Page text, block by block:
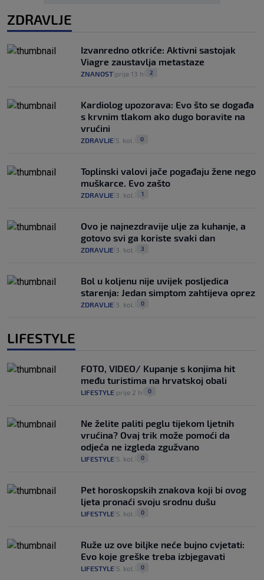
ZDRAVLJE
Izvanredno otkriće: Aktivni sastojak
Viagre zaustavlja metastaze
ZNANOST prije 13 h 2
Kardiolog upozorava: Evo što se događa
s krvnim tlakom ako dugo boravite na
vrućini
ZDRAVLJE 5. kol. 0
Toplinski valovi jače pogađaju žene nego
muškarce. Evo zašto
ZDRAVLJE 3. kol. 1
Ovo je najnezdravije ulje za kuhanje, a
gotovo svi ga koriste svaki dan
ZDRAVLJE 3. kol. 3
Bol u koljenu nije uvijek posljedica
starenja: Jedan simptom zahtijeva oprez
ZDRAVLJE 3. kol. 0
LIFESTYLE
FOTO, VIDEO/ Kupanje s konjima hit
među turistima na hrvatskoj obali
LIFESTYLE prije 2 h 0
Ne želite paliti peglu tijekom ljetnih
vrućina? Ovaj trik može pomoći da
odjeća ne izgleda zgužvano
LIFESTYLE 5. kol. 0
Pet horoskopskih znakova koji bi ovog
ljeta pronaći svoju srodnu dušu
LIFESTYLE 5. kol. 0
Ruže uz ove biljke neće bujno cvjetati:
Evo koje greške treba izbjegavati
LIFESTYLE 5. kol. 0